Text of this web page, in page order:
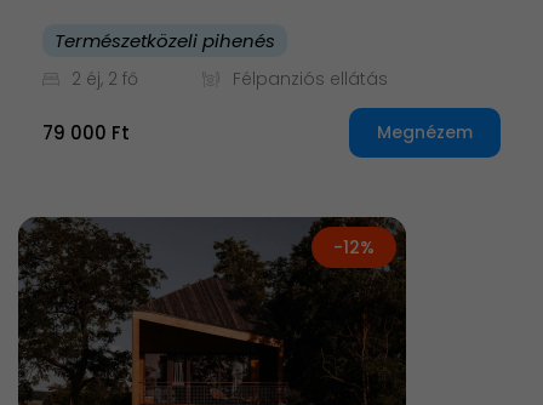
Természetközeli pihenés
2 éj, 2 fő Félpanziós ellátás
79 000 Ft Megnézem
-12%